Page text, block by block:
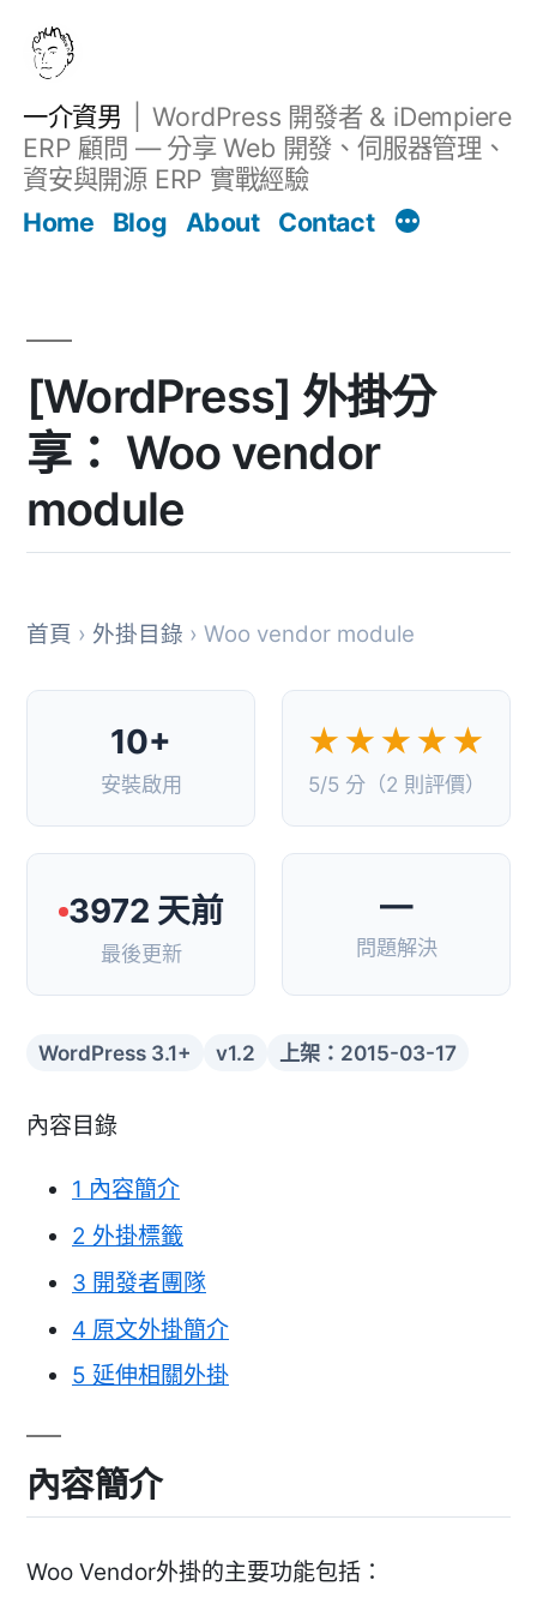
一介資男
WordPress 開發者 & iDempiere
ERP 顧問 — 分享 Web 開發、伺服器管理、
資安與開源 ERP 實戰經驗
Home
Blog About Contact
[WordPress] 外掛分
享： Woo vendor
module
首頁 › 外掛目錄 › Woo vendor module
10+
安裝啟用
★★★★★
5/5 分（2 則評價）
3972 天前
最後更新
—
問題解決
WordPress 3.1+ v1.2 上架：2015-03-17
內容目錄
1 內容簡介
2 外掛標籤
3 開發者團隊
4 原文外掛簡介
5 延伸相關外掛
內容簡介
Woo Vendor外掛的主要功能包括：
文章